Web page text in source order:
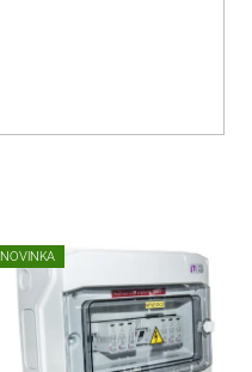
NOVINKA